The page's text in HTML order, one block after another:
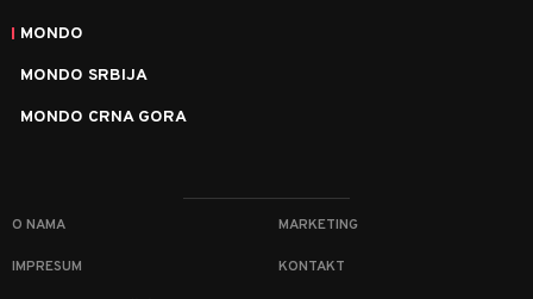
MONDO
MONDO SRBIJA
MONDO CRNA GORA
O NAMA MARKETING
IMPRESUM KONTAKT